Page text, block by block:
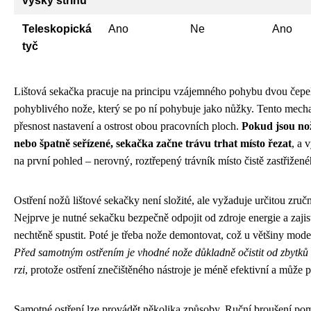
Teleskopická
tyč
Ano Ne Ano
Lištová sekačka pracuje na principu vzájemného pohybu dvou
pohyblivého nože, který se po ní pohybuje jako nůžky. Tento
přesnost nastavení a ostrost obou pracovních ploch. Pokud jsou
nebo špatně seřízené, sekačka začne trávu trhat místo řezat, a
na první pohled – nerovný, roztřepený trávník místo čistě
Ostření nožů lištové sekačky není složité, ale vyžaduje určitou
Nejprve je nutné sekačku bezpečně odpojit od zdroje energie a
nechtěně spustit. Poté je třeba nože demontovat, což u většiny
Před samotným ostřením je vhodné nože důkladně očistit od
rzi, protože ostření znečištěného nástroje je méně efektivní a může